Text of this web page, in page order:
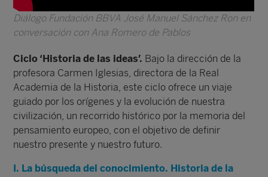
Diálogo Fundación BBVA José Manuel Sánchez Ron en
conversación con Ana Romero de Pablos
Ciclo ‘Historia de las ideas’. Bajo la dirección de la
profesora Carmen Iglesias, directora de la Real
Academia de la Historia, este ciclo ofrece un viaje
guiado por los orígenes y la evolución de nuestra
civilización, un recorrido histórico por la memoria del
pensamiento europeo, con el objetivo de definir
nuestro presente y nuestro futuro.
I. La búsqueda del conocimiento. Historia de la